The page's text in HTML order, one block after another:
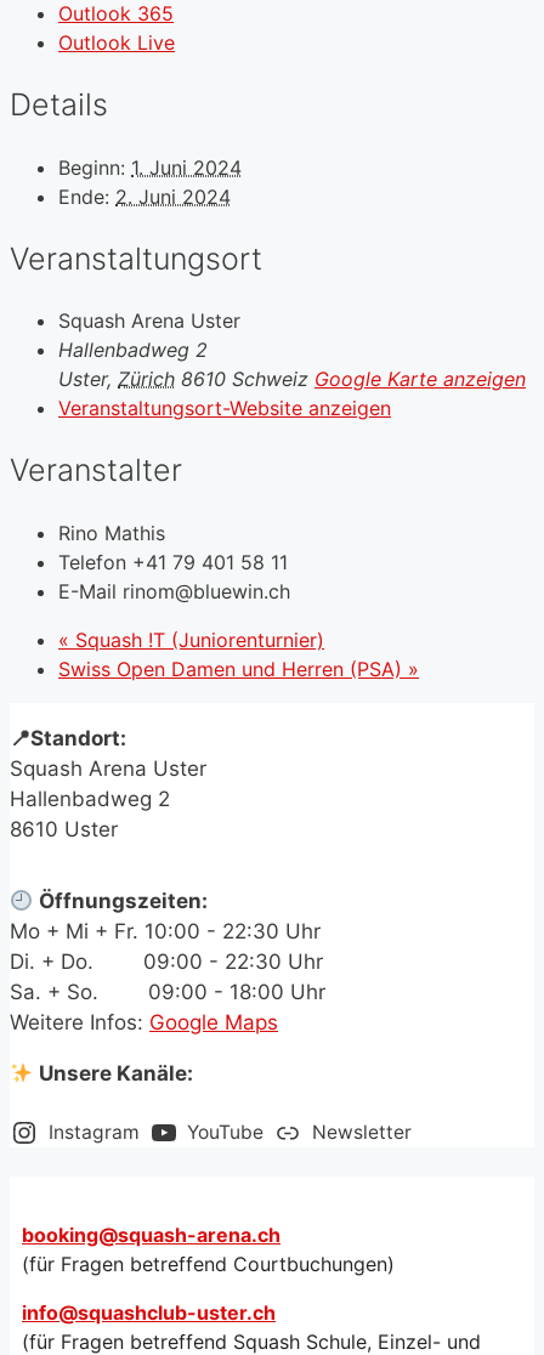
Outlook 365
Outlook Live
Details
Beginn: 1. Juni 2024
Ende: 2. Juni 2024
Veranstaltungsort
Squash Arena Uster
Hallenbadweg 2
Uster, Zürich 8610 Schweiz Google Karte anzeigen
Veranstaltungsort-Website anzeigen
Veranstalter
Rino Mathis
Telefon +41 79 401 58 11
E-Mail rinom@bluewin.ch
« Squash !T (Juniorenturnier)
Swiss Open Damen und Herren (PSA) »
📍Standort:
Squash Arena Uster
Hallenbadweg 2
8610 Uster
Öffnungszeiten:
Mo + Mi + Fr. 10:00 - 22:30 Uhr
Di. + Do.
09:00 - 22:30 Uhr
Sa. + So.
09:00 - 18:00 Uhr
Weitere Infos: Google Maps
Unsere Kanäle:
Instagram YouTube Newsletter
booking@squash-arena.ch
(für Fragen betreffend Courtbuchungen)
info@squashclub-uster.ch
(für Fragen betreffend Squash Schule, Einzel- und